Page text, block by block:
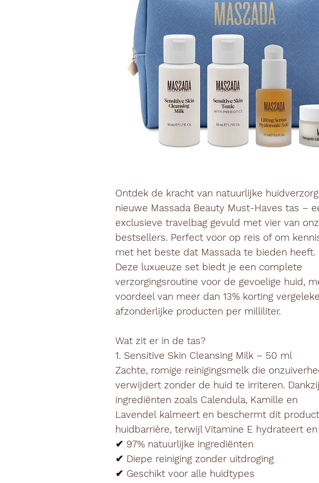
Ontdek de kracht van natuurlijke
nieuwe Massada Beauty Must-Haves tas –
exclusieve travelbag gevuld met vier van
bestsellers. Perfect voor op reis of om
met het beste dat Massada te bieden heeft.
Deze luxueuze set biedt je een complete
verzorgingsroutine voor de gevoelige huid,
voordeel van meer dan 13% korting
afzonderlijke producten per milliliter.
Wat zit er in de tas?
1. Sensitive Skin Cleansing Milk – 50 ml
Zachte, romige reinigingsmelk die
verwijdert zonder de huid te irriteren. Dankzij
ingrediënten zoals Calendula, Kamille en
Lavendel kalmeert en beschermt dit
huidbarrière, terwijl Vitamine E hydrateert
✔ 97% natuurlijke ingrediënten
✔ Diepe reiniging zonder uitdroging
✔ Geschikt voor alle huidtypes